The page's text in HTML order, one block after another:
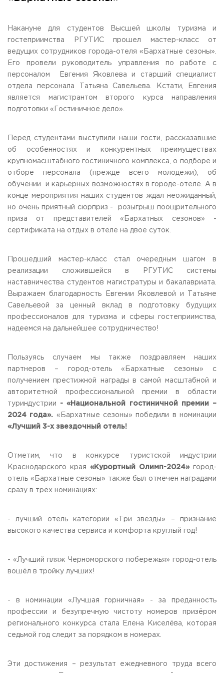
Общежитие / Кампус РГУТИС
Контакты
Научная деятельность
Дополнительное образование
Федеральный ресурсный центр
Федеральное учебно-методическое объединение в
системе ВО
Профком
Конкурс ППС
ЗАКАЗАТЬ ОБРАТНЫЙ ЗВОНОК
АДРЕС
141221, Московская обл.,
Городской округ Пушкинский,
пгт. Черкизово, ул. Главная, 99
E-MAIL
info@rguts.ru
obrashenia@rguts.ru
priem@rguts.ru - Приемная комиссия
ГРАФИК И РЕЖИМ РАБОТЫ
пн-чт: с 09:00 до 18:00;
пт: с 09:00 до 16:45;
сб-вс: выходной
Приемная комиссия
вс: выходной.
Накануне для студентов Высшей школы туризма и
гостеприимства РГУТИС прошел мастер-класс от
ведущих сотрудников города-отеля «Бархатные сезоны».
Его провели руководитель управления по работе с
персоналом Евгения Яковлева и старший специалист
отдела персонала Татьяна Савельева. Кстати, Евгения
является магистрантом второго курса направления
подготовки «Гостиничное дело».
Перед студентами выступили наши гости, рассказавшие
об особенностях и конкурентных преимуществах
крупномасштабного гостиничного комплекса, о подборе и
отборе персонала (прежде всего молодежи), об
обучении и карьерных возможностях в городе-отеле. А в
конце мероприятия наших студентов ждал неожиданный,
но очень приятный сюрприз - розыгрыш поощрительного
приза от представителей «Бархатных сезонов» -
сертификата на отдых в отеле на двое суток.
Прошедший мастер-класс стал очередным шагом в
реализации сложившейся в РГУТИС системы
наставничества студентов магистратуры и бакалавриата.
Выражаем благодарность Евгении Яковлевой и Татьяне
Савельевой за ценный вклад в подготовку будущих
профессионалов для туризма и сферы гостеприимства,
надеемся на дальнейшее сотрудничество!
Пользуясь случаем мы также поздравляем наших
партнеров – город-отель «Бархатные сезоны» с
получением престижной награды в самой масштабной и
авторитетной профессиональной премии в области
туриндустрии - «Национальной гостиничной премии –
2024 года».
«Бархатные сезоны» победили в номинации
«Лучший 3-х звездочный отель!
Отметим, что в конкурсе туристской индустрии
Краснодарского края «Курортный Олимп-2024»город-
отель «Бархатные сезоны» также был отмечен наградами
сразу в трёх номинациях:
- лучший отель категории «Три звезды» – признание
высокого качества сервиса и комфорта круглый год!
- «Лучший пляж Черноморского побережья» город-отель
вошёл в тройку лучших!
- в номинации «Лучшая горничная» - за преданность
профессии и безупречную чистоту номеров призёром
регионального конкурса стала Елена Киселёва, которая
седьмой год следит за порядком в номерах.
Эти достижения – результат ежедневного труда всего